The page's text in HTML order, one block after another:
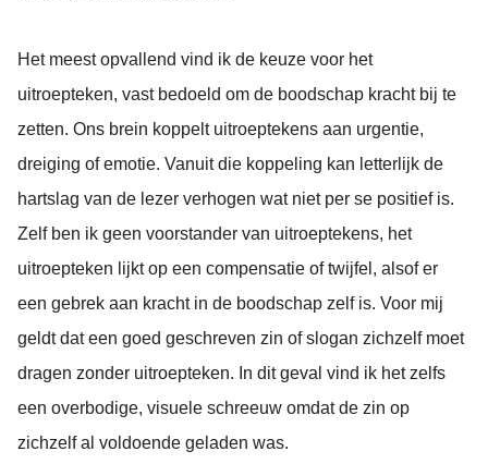
Het meest opvallend vind ik de keuze voor het
uitroepteken, vast bedoeld om de boodschap kracht bij te
zetten. Ons brein koppelt uitroeptekens aan urgentie,
dreiging of emotie. Vanuit die koppeling kan letterlijk de
hartslag van de lezer verhogen wat niet per se positief is.
Zelf ben ik geen voorstander van uitroeptekens, het
uitroepteken lijkt op een compensatie of twijfel, alsof er
een gebrek aan kracht in de boodschap zelf is. Voor mij
geldt dat een goed geschreven zin of slogan zichzelf moet
dragen zonder uitroepteken. In dit geval vind ik het zelfs
een overbodige, visuele schreeuw omdat de zin op
zichzelf al voldoende geladen was.